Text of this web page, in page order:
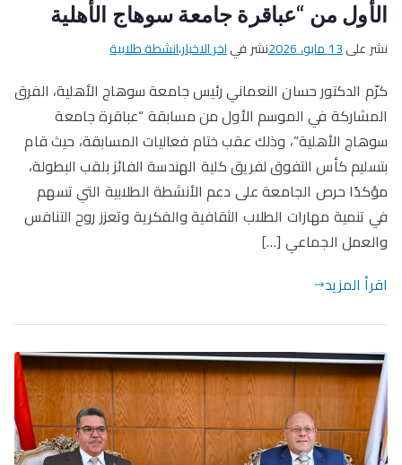
الأول من “عباقرة جامعة سوهاج الأهلية
نشر على13 مايو، 2026 نشر فياخر الاخبار،انشطة طلابية
كرّم الدكتور حسان النعماني رئيس جامعة سوهاج الأهلية، الفرق
المشاركة في الموسم الأول من مسابقة “عباقرة جامعة
سوهاج الأهلية”، وذلك عقب ختام فعاليات المسابقة، حيث قام
بتسليم كأس التفوق لفريق كلية الهندسة الفائز بلقب البطولة،
مؤكدًا حرص الجامعة على دعم الأنشطة الطلابية التي تسهم
في تنمية مهارات الطلاب الثقافية والفكرية وتعزز روح التنافس
والعمل الجماعي […]
اقرأ المزيد